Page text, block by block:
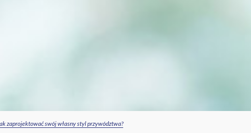
zaprojektować swój własny styl przywództwa?